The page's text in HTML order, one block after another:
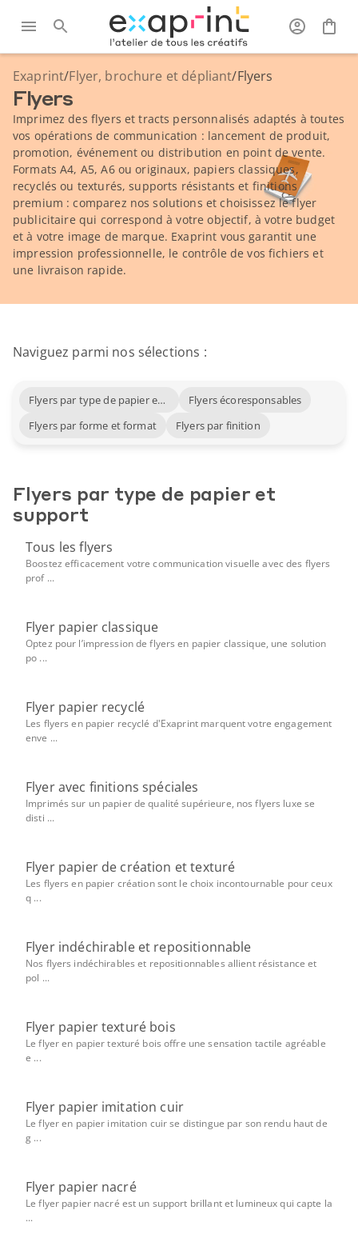
Exaprint/Flyer, brochure et dépliant/Flyers
Flyers
Imprimez des flyers et tracts personnalisés adaptés à toutes
vos opérations de communication : lancement de produit,
promotion, événement ou distribution en point de vente.
Formats A4, A5, A6 ou originaux, papiers classiques,
recyclés ou texturés, supports résistants et finitions
premium : comparez nos solutions et choisissez le flyer
publicitaire qui correspond à votre objectif, à votre budget
et à votre image de marque. Exaprint vous garantit une
impression professionnelle, le contrôle de vos fichiers et
une livraison rapide.
Naviguez parmi nos sélections :
Flyers par type de papier et support
Flyers écoresponsables
Flyers par forme et format
Flyers par finition
Flyers par type de papier et
support
Tous les flyers
Boostez efficacement votre communication visuelle avec des flyers
prof ...
Flyer papier classique
Optez pour l’impression de flyers en papier classique, une solution
po ...
Flyer papier recyclé
Les flyers en papier recyclé d'Exaprint marquent votre engagement
enve ...
Flyer avec finitions spéciales
Imprimés sur un papier de qualité supérieure, nos flyers luxe se
disti ...
Flyer papier de création et texturé
Les flyers en papier création sont le choix incontournable pour ceux
q ...
Flyer indéchirable et repositionnable
Nos flyers indéchirables et repositionnables allient résistance et
pol ...
Flyer papier texturé bois
Le flyer en papier texturé bois offre une sensation tactile agréable
e ...
Flyer papier imitation cuir
Le flyer en papier imitation cuir se distingue par son rendu haut de
g ...
Flyer papier nacré
Le flyer papier nacré est un support brillant et lumineux qui capte la
...